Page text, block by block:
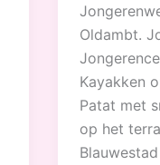
Oldambt.
Kayakken
Patat met
op het
Blauwestad